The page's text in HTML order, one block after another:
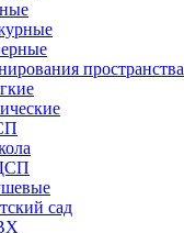
пространства
сад